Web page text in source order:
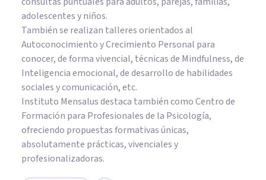
adolescentes y niños.
También se realizan talleres orientados al
Autoconocimiento y Crecimiento Personal para
conocer, de forma vivencial, técnicas de Mindfulness, de
Inteligencia emocional, de desarrollo de habilidades
sociales y comunicación, etc.
Instituto Mensalus destaca también como Centro de
Formación para Profesionales de la Psicología,
ofreciendo propuestas formativas únicas,
absolutamente prácticas, vivenciales y
profesionalizadoras.